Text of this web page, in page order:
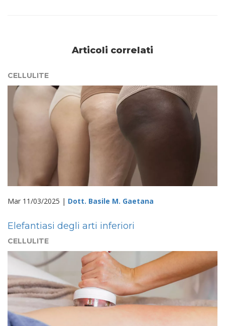
Articoli correlati
CELLULITE
Mar 11/03/2025 | Dott. Basile M. Gaetana
Elefantiasi degli arti inferiori
CELLULITE